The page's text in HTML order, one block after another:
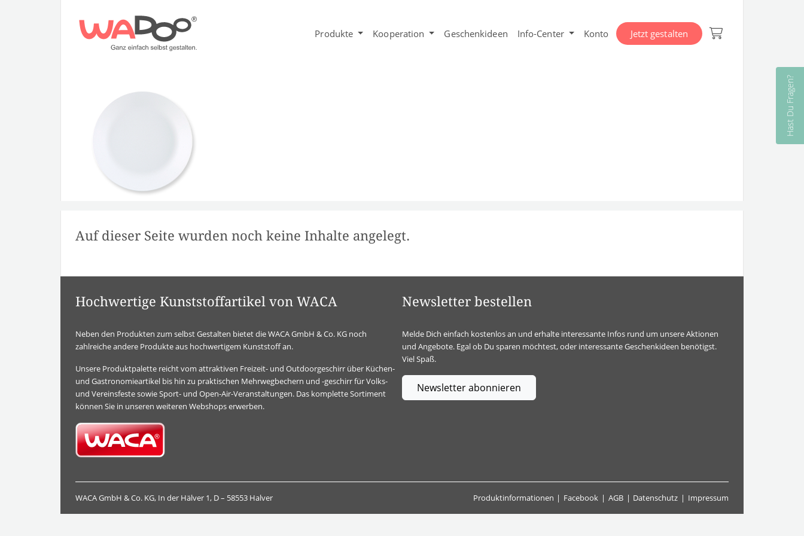
Produkte Kooperation Geschenkideen Info-Center Konto Jetzt gestalten
Hast Du Fragen?
Auf dieser Seite wurden noch keine Inhalte angelegt.
Hochwertige Kunststoffartikel von WACA
Neben den Produkten zum selbst Gestalten bietet die WACA GmbH & Co. KG noch
zahlreiche andere Produkte aus hochwertigem Kunststoff an.
Unsere Produktpalette reicht vom attraktiven Freizeit- und Outdoorgeschirr über Küchen-
und Gastronomieartikel bis hin zu praktischen Mehrwegbechern und -geschirr für Volks-
und Vereinsfeste sowie Sport- und Open-Air-Veranstaltungen. Das komplette Sortiment
können Sie in unseren weiteren Webshops erwerben.
Newsletter bestellen
Melde Dich einfach kostenlos an und erhalte interessante Infos rund um unsere Aktionen
und Angebote. Egal ob Du sparen möchtest, oder interessante Geschenkideen benötigst.
Viel Spaß.
Newsletter abonnieren
WACA GmbH & Co. KG, In der Hälver 1, D – 58553 Halver Produktinformationen Facebook AGB Datenschutz Impressum